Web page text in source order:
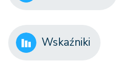
Wskaźniki